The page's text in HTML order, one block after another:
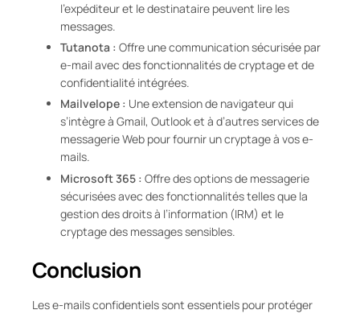
l’expéditeur et le destinataire peuvent lire les
messages.
Tutanota : Offre une communication sécurisée par
e-mail avec des fonctionnalités de cryptage et de
confidentialité intégrées.
Mailvelope : Une extension de navigateur qui
s’intègre à Gmail, Outlook et à d’autres services de
messagerie Web pour fournir un cryptage à vos e-
mails.
Microsoft 365 : Offre des options de messagerie
sécurisées avec des fonctionnalités telles que la
gestion des droits à l’information (IRM) et le
cryptage des messages sensibles.
Conclusion
Les e-mails confidentiels sont essentiels pour protéger